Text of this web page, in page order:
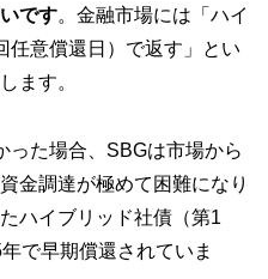
です。金融市場には「ハイ
任意償還日）で返す」とい
ます。
った場合、SBGは市場から
金調達が極めて困難になり
ハイブリッド社債（第1
で早期償還されていま